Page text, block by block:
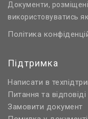
Документи,
використовуватись
Політика
Підтримка
Написати в
Питання та відповіді
Замовити документ